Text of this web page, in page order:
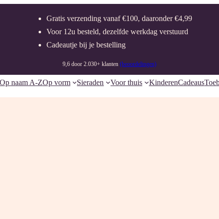
Gratis verzending vanaf €100, daaronder €4,99
Voor 12u besteld, dezelfde werkdag verstuurd
Cadeautje bij je bestelling
9,6 door 2.030+ klanten (beoordelingen)
naam A-ZOp vorm Sieraden Voor thuis KinderenCadeaus